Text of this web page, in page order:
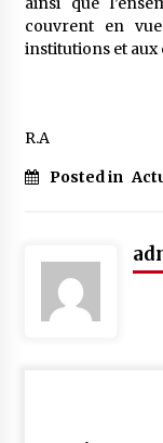
couvrent en
institutions et aux
R.A
Posted in